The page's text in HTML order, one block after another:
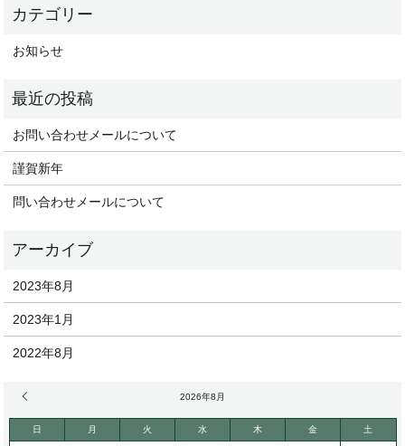
お知らせ
お問い合わせメールについて
謹賀新年
問い合わせメールについて
2023年8月
2023年1月
2022年8月
2026年8月
日 月 火 水 木 金 土